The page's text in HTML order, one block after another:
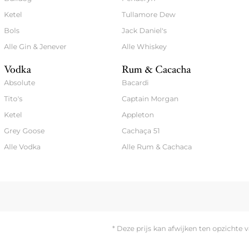
Ketel
Bols
Alle Gin & Jenever
Tullamore Dew
Jack Daniel's
Alle Whiskey
Vodka
Absolute
Tito's
Ketel
Grey Goose
Alle Vodka
Rum & Cacacha
Bacardi
Captain Morgan
Appleton
Cachaça 51
Alle Rum & Cachaca
* Deze prijs kan afwijken ten opzichte